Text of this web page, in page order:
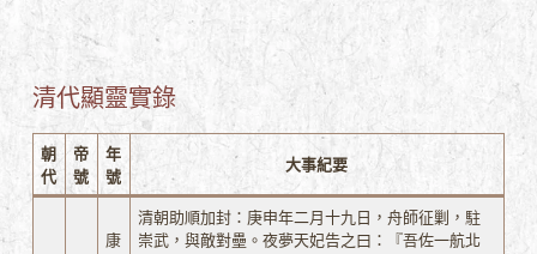
清代顯靈實錄
朝
代
帝
號
年
號
大事紀要
康
清朝助順加封：庚申年二月十九日，舟師征剿，駐
崇武，與敵對壘。夜夢天妃告之曰：『吾佐一航北